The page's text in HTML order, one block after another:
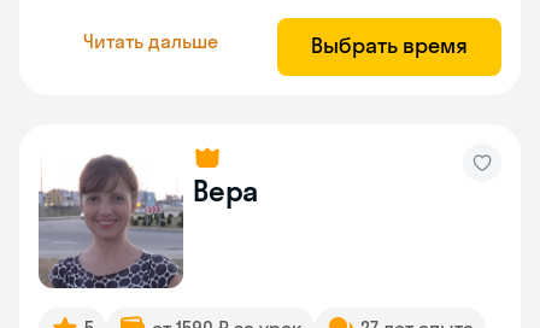
Читать дальше Выбрать время
Вера